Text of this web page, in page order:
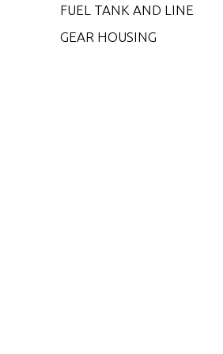
FUEL TANK AND LINE
GEAR HOUSING